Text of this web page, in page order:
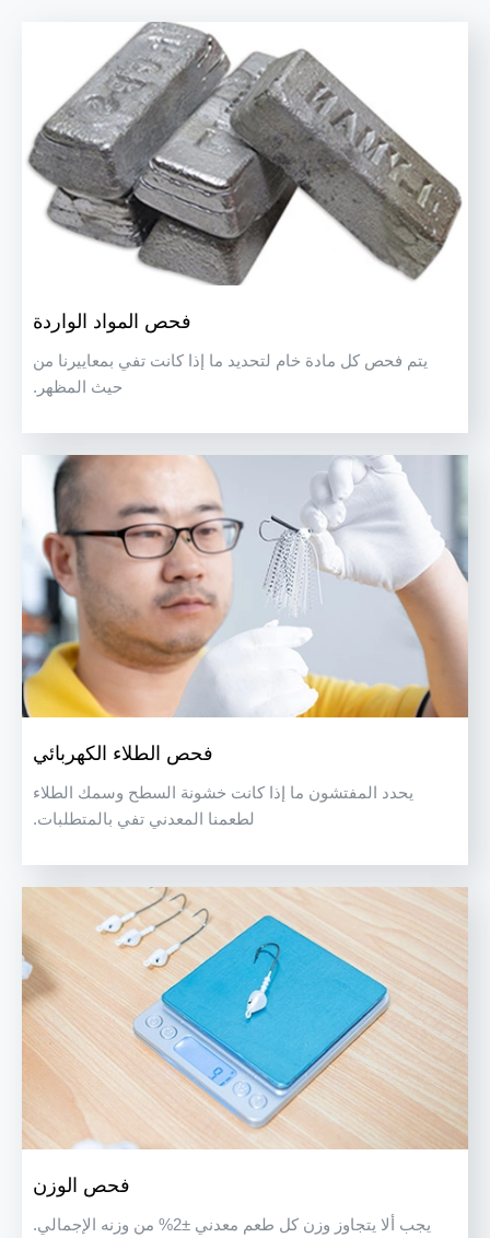
فحص المواد الواردة
يتم فحص كل مادة خام لتحديد ما إذا كانت تفي بمعاييرنا من
حيث المظهر.
فحص الطلاء الكهربائي
يحدد المفتشون ما إذا كانت خشونة السطح وسمك الطلاء
لطعمنا المعدني تفي بالمتطلبات.
فحص الوزن
يجب ألا يتجاوز وزن كل طعم معدني ±2% من وزنه الإجمالي.